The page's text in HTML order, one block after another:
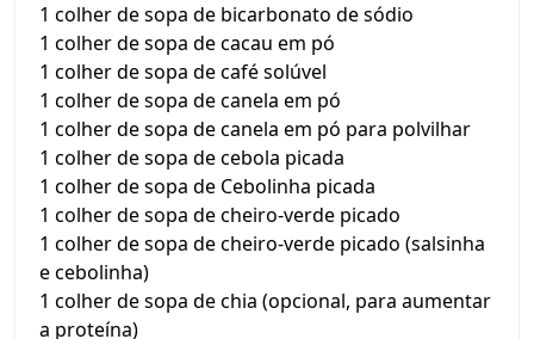
1 colher de sopa de bicarbonato de sódio
1 colher de sopa de cacau em pó
1 colher de sopa de café solúvel
1 colher de sopa de canela em pó
1 colher de sopa de canela em pó para polvilhar
1 colher de sopa de cebola picada
1 colher de sopa de Cebolinha picada
1 colher de sopa de cheiro-verde picado
1 colher de sopa de cheiro-verde picado (salsinha
e cebolinha)
1 colher de sopa de chia (opcional, para aumentar
a proteína)